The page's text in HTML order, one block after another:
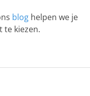
blog helpen we je
te kiezen.